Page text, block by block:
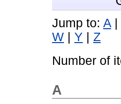
Jump to: A
W
Y
Z
Number of
A